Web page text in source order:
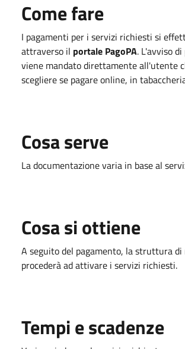
Come fare
I pagamenti per i servizi richiesti si
attraverso il portale PagoPA. L'avviso
viene mandato direttamente all'utente
scegliere se pagare online, in
Cosa serve
La documentazione varia in base al
Cosa si ottiene
A seguito del pagamento, la struttura
procederà ad attivare i servizi richiesti.
Tempi e scadenze